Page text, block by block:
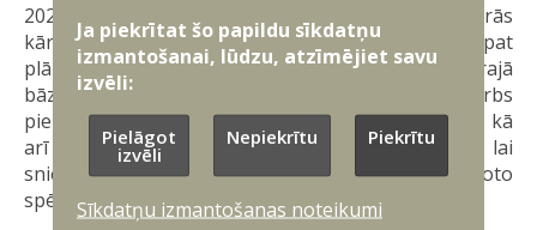
2026. gadā ir uzsākti militārā poligona “Sēlija” otrās
kārtas infrastruktūras objektu būvdarbi. Tāpat
plānots pabeigt jaunas kazarmas izbūvi militārajā
bāzē “Ādaži”. VAD karavīru vajadzībām notiek darbs
pie divu ēku pārbūves militārajā bāzē “Mežaine”, kā
arī ir uzsākti citi apjomīgi būvniecības darbi, lai
sniegtu pilnvērtīgu infrastruktūru Nacionālo bruņoto
spēku, VAD un sabiedroto karavīriem.
Ja piekrītat šo papildu sīkdatņu
izmantošanai, lūdzu, atzīmējiet savu
izvēli:
Pielāgot
izvēli
Nepiekrītu Piekrītu
Sīkdatņu izmantošanas noteikumi